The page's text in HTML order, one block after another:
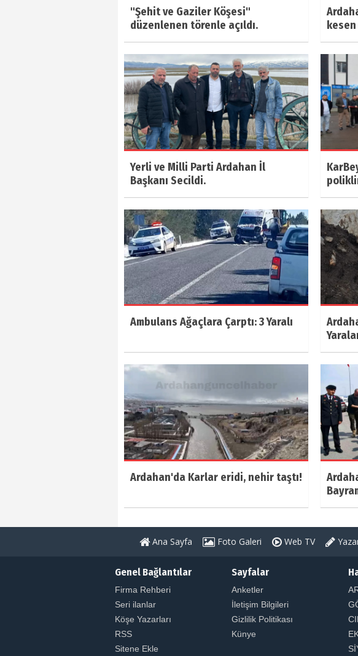
"Şehit ve Gaziler Köşesi"
düzenlenen törenle açıldı.
Yerli ve Milli Parti Ardahan İl
Başkanı Secildi.
Ambulans Ağaçlara Çarptı: 3 Yaralı
Ardahan'da Karlar eridi, nehir taştı!
Ana Sayfa Foto Galeri Web TV
Genel Bağlantılar
Firma Rehberi
Seri ilanlar
Köşe Yazarları
RSS
Sitene Ekle
Sayfalar
Anketler
İletişim Bilgileri
Gizlilik Politikası
Künye